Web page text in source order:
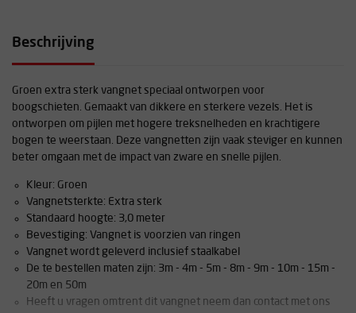
Beschrijving
Groen extra sterk vangnet speciaal ontworpen voor
boogschieten. Gemaakt van dikkere en sterkere vezels. Het is
ontworpen om pijlen met hogere treksnelheden en krachtigere
bogen te weerstaan. Deze vangnetten zijn vaak steviger en kunnen
beter omgaan met de impact van zware en snelle pijlen.
Kleur: Groen
Vangnetsterkte: Extra sterk
Standaard hoogte: 3,0 meter
Bevestiging: Vangnet is voorzien van ringen
Vangnet wordt geleverd inclusief staalkabel
De te bestellen maten zijn: 3m - 4m - 5m - 8m - 9m - 10m - 15m -
20m en 50m
Heeft u vragen omtrent dit vangnet neem dan contact met ons